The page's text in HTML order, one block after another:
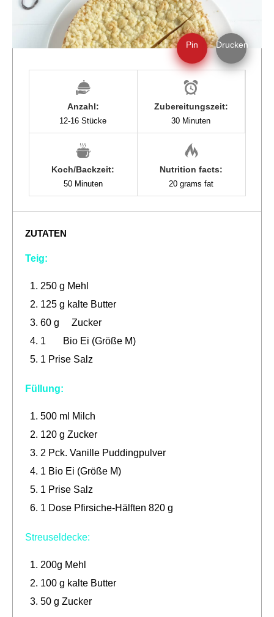
Pin Drucken
Anzahl:
12-16 Stücke
Zubereitungszeit:
30 Minuten
Koch/Backzeit:
50 Minuten
Nutrition facts:
20 grams fat
ZUTATEN
Teig:
250 g Mehl
125 g kalte Butter
60 g Zucker
1 Bio Ei (Größe M)
1 Prise Salz
Füllung:
500 ml Milch
120 g Zucker
2 Pck. Vanille Puddingpulver
1 Bio Ei (Größe M)
1 Prise Salz
1 Dose Pfirsiche-Hälften 820 g
Streuseldecke:
200g Mehl
100 g kalte Butter
50 g Zucker